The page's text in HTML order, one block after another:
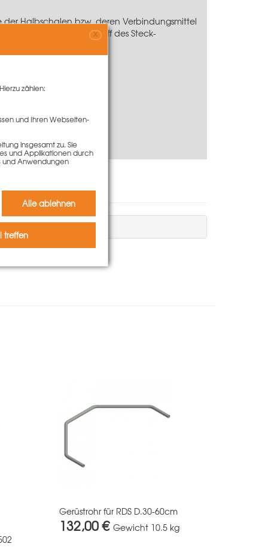
Halbschalen bzw. deren Verbindungsmittel
über den Griff des Steck-
Gerüstrohr für RDS D.30-60cm
132,00 € Gewicht 10.5 kg
X
zählen:
und Ihren Webseiten-
insgesamt zu. Sie
und Applikationen durch
und Anwendungen
Alle ablehnen
treffen